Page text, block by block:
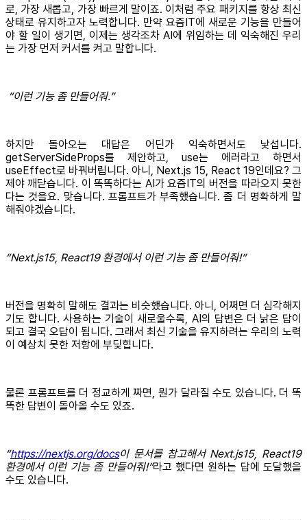
로, 가장 새롭고, 가장 빠르게 말이죠. 이처럼 주요 패키지를 항상 최신
상태로 유지하고자 노력합니다. 만약 요즘IT에 새로운 기능을 만들어
야 할 일이 생기면, 이제는 생각조차 AI에 위임하는 데 익숙해진 우리
는 가장 먼저 커서를 켜고 말합니다.
“이런 기능 좀 만들어줘.”
하지만 돌아오는 대답은 어딘가 익숙하면서도 낯섭니다.
getServerSideProps를 제안하고, use는 에러라고 하면서
useEffect로 바꿔버립니다. 아니, Next.js 15, React 19인데요? 그
제야 깨닫습니다. 이 똑똑하다는 AI가 요즘IT의 버전을 따라오지 못한
다는 것을요. 맞습니다. 프롬프트가 부족했습니다. 좀 더 명확하게 말
해줘야겠습니다.
“Next.js15, React19 환경에서 이런 기능 좀 만들어줘!”
버전을 명확히 말해도 결과는 비슷했습니다. 아니, 어쩌면 더 심각해지
기도 합니다. 사용하는 기술이 새로울수록, AI의 답변은 더 낡은 답이
되고 결국 오답이 됩니다. 그래서 최신 기술을 유지하려는 우리의 노력
이 예상치 못한 저항에 부딪힙니다.
물론 프롬프트를 더 정교하게 짜면, 뭔가 달라질 수도 있습니다. 더 똑
똑한 답변이 돌아올 수도 있죠.
“https://nextjs.org/docs이 문서를 참고해서 Next.js15, React19
환경에서 이런 기능 좀 만들어줘!”라고 했다면 원하는 답에 도달했을
수도 있습니다.